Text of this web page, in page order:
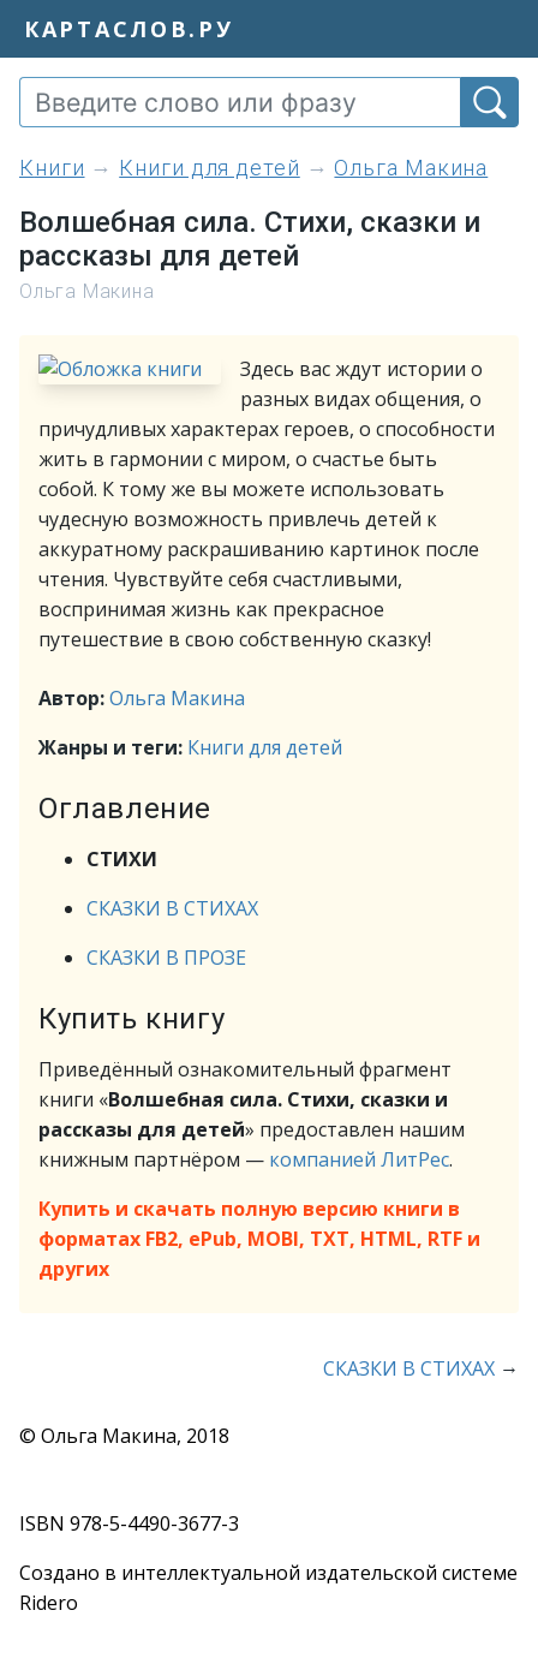
КАРТАСЛОВ.РУ
книги Книги для детей Ольга Макина
Волшебная сила. Стихи, сказки и
рассказы для детей
Ольга Макина
Здесь вас ждут истории о
разных видах общения, о
причудливых характерах героев, о способности
жить в гармонии с миром, о счастье быть
собой. К тому же вы можете использовать
чудесную возможность привлечь детей к
аккуратному раскрашиванию картинок после
чтения. Чувствуйте себя счастливыми,
воспринимая жизнь как прекрасное
путешествие в свою собственную сказку!
Автор:Ольга Макина
Жанры и теги: Книги для детей
Оглавление
СТИХИ
СКАЗКИ В СТИХАХ
СКАЗКИ В ПРОЗЕ
Купить книгу
Приведённый ознакомительный фрагмент
книги «Волшебная сила. Стихи, сказки и
рассказы для детей» предоставлен нашим
книжным партнёром — компанией ЛитРес.
Купить и скачать полную версию книги в
форматах FB2, ePub, MOBI, TXT, HTML, RTF и
других
СКАЗКИ В СТИХАХ →
© Ольга Макина, 2018
ISBN 978-5-4490-3677-3
Создано в интеллектуальной издательской системе
Ridero